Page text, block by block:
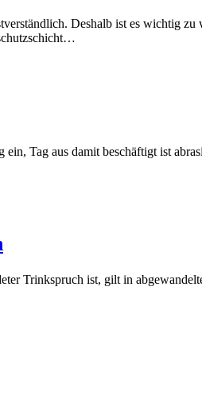
Deshalb ist es wichtig
Tag aus damit beschäftigt ist
Trinkspruch ist, gilt in